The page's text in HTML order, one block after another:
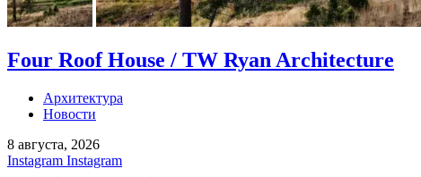
Four Roof House / TW Ryan Architecture
Архитектура
Новости
8 августа, 2026
Instagram Instagram